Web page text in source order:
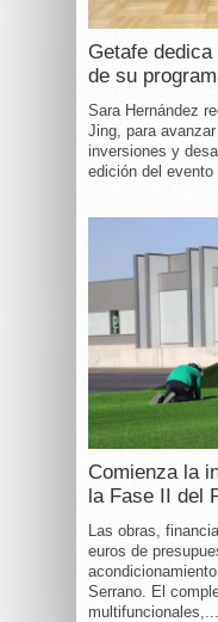
Getafe
de su
Sara Hernández
Jing, para
inversiones y
edición del
Comienza la
la Fase II del
Las obras,
euros de
Serrano. El
multifuncionales,...